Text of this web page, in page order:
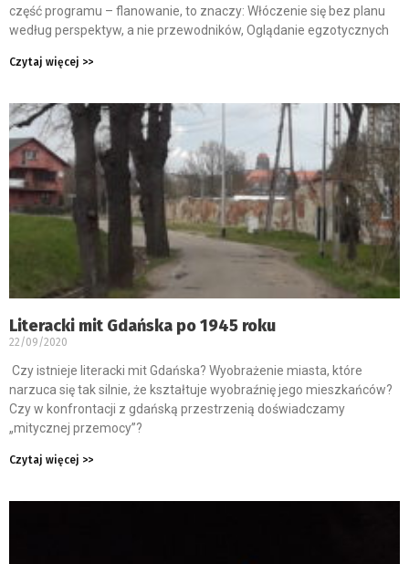
część programu – flanowanie, to znaczy: Włóczenie się bez planu
według perspektyw, a nie przewodników, Oglądanie egzotycznych
Czytaj więcej >>
Literacki mit Gdańska po 1945 roku
22/09/2020
Czy istnieje literacki mit Gdańska? Wyobrażenie miasta, które
narzuca się tak silnie, że kształtuje wyobraźnię jego mieszkańców?
Czy w konfrontacji z gdańską przestrzenią doświadczamy
„mitycznej przemocy”?
Czytaj więcej >>